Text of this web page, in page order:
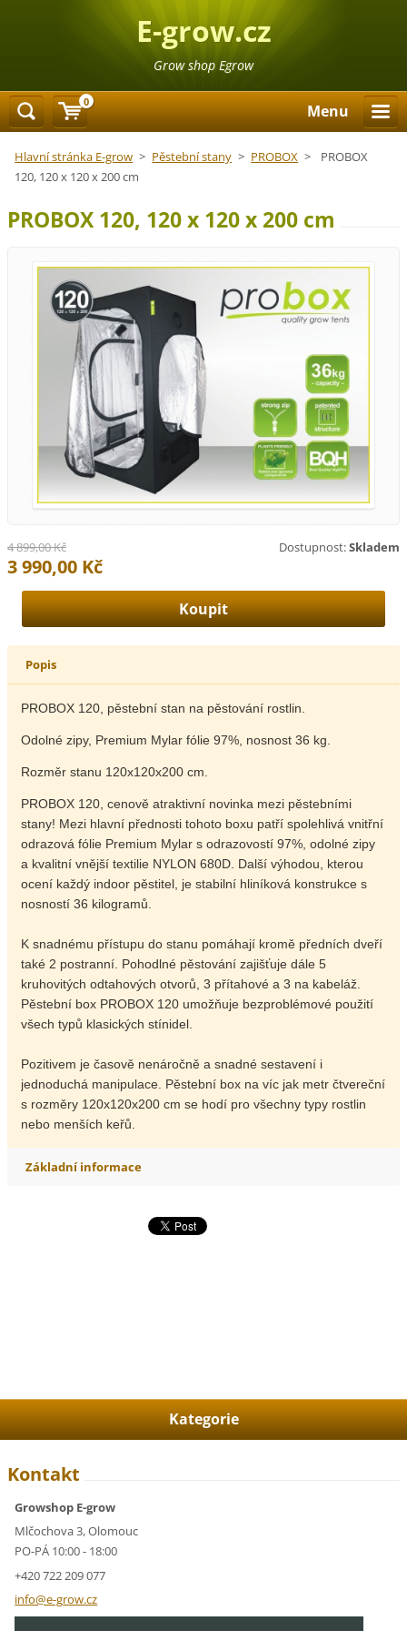
E-grow.cz
Grow shop Egrow
Menu
Hlavní stránka E-grow > Pěstební stany > PROBOX >
PROBOX
120, 120 x 120 x 200 cm
PROBOX 120, 120 x 120 x 200 cm
Dostupnost:Skladem
4 899,00 Kč
3 990,00 Kč
Popis
PROBOX 120, pěstební stan na pěstování rostlin.
Odolné zipy, Premium Mylar fólie 97%, nosnost 36 kg.
Rozměr stanu 120x120x200 cm.
PROBOX 120, cenově atraktivní novinka mezi pěstebními
stany! Mezi hlavní přednosti tohoto boxu patří spolehlivá vnitřní
odrazová fólie Premium Mylar s odrazovostí 97%, odolné zipy
a kvalitní vnější textilie NYLON 680D. Další výhodou, kterou
ocení každý indoor pěstitel, je stabilní hliníková konstrukce s
nosností 36 kilogramů.
K snadnému přístupu do stanu pomáhají kromě předních dveří
také 2 postranní. Pohodlné pěstování zajišťuje dále 5
kruhovitých odtahových otvorů, 3 přítahové a 3 na kabeláž.
Pěstební box PROBOX 120 umožňuje bezproblémové použití
všech typů klasických stínidel.
Pozitivem je časově nenáročně a snadné sestavení i
jednoduchá manipulace. Pěstební box na víc jak metr čtvereční
s rozměry 120x120x200 cm se hodí pro všechny typy rostlin
nebo menších keřů.
Základní informace
Kategorie
Kontakt
Growshop E-grow
Mlčochova 3, Olomouc
PO-PÁ 10:00 - 18:00
+420 722 209 077
info@e-grow.cz
0